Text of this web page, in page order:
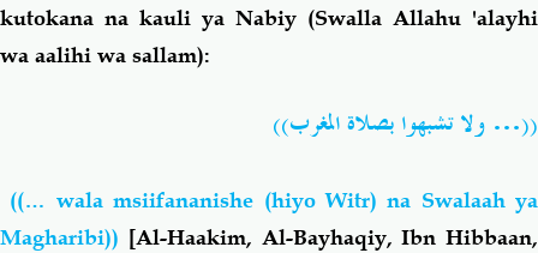
kutokana na kauli ya Nabiy (Swalla Allahu 'alayhi
wa aalihi wa sallam):
((… ولا تشبهوا بصلاة المغرب))
((… wala msiifananishe (hiyo Witr) na Swalaah ya
Magharibi)) [Al-Haakim, Al-Bayhaqiy, Ibn Hibbaan,